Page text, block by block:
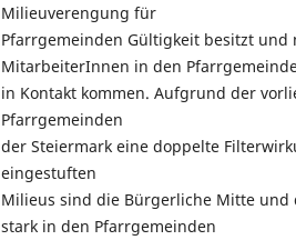
Milieuverengung für
Pfarrgemeinden Gültigkeit besitzt
MitarbeiterInnen in den
in Kontakt kommen. Aufgrund der
Pfarrgemeinden
der Steiermark eine doppelte
eingestuften
Milieus sind die Bürgerliche Mitte und
stark in den Pfarrgemeinden